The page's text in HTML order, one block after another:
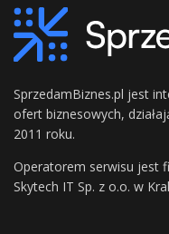
SprzedamBiznes.pl jest
ofert biznesowych,
2011 roku.
Operatorem serwisu jest
Skytech IT Sp. z o.o. w